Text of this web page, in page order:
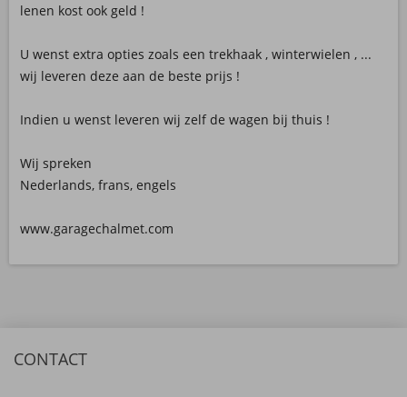
lenen kost ook geld !
U wenst extra opties zoals een trekhaak , winterwielen , ...
wij leveren deze aan de beste prijs !
Indien u wenst leveren wij zelf de wagen bij thuis !
Wij spreken
Nederlands, frans, engels
www.garagechalmet.com
CONTACT